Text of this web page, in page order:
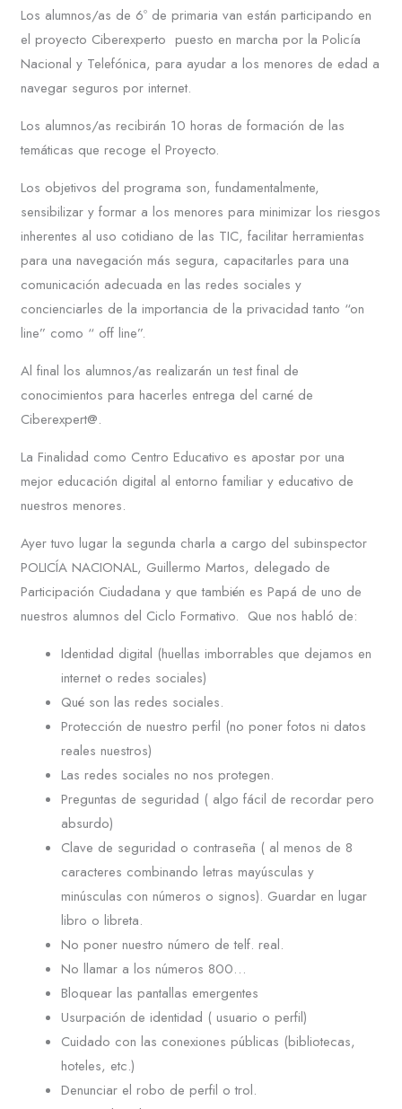
Los alumnos/as de 6º de primaria van están participando en
el proyecto Ciberexperto puesto en marcha por la Policía
Nacional y Telefónica, para ayudar a los menores de edad a
navegar seguros por internet.
Los alumnos/as recibirán 10 horas de formación de las
temáticas que recoge el Proyecto.
Los objetivos del programa son, fundamentalmente,
sensibilizar y formar a los menores para minimizar los riesgos
inherentes al uso cotidiano de las TIC, facilitar herramientas
para una navegación más segura, capacitarles para una
comunicación adecuada en las redes sociales y
concienciarles de la importancia de la privacidad tanto “on
line” como “ off line”.
Al final los alumnos/as realizarán un test final de
conocimientos para hacerles entrega del carné de
Ciberexpert@.
La Finalidad como Centro Educativo es apostar por una
mejor educación digital al entorno familiar y educativo de
nuestros menores.
Ayer tuvo lugar la segunda charla a cargo del subinspector
POLICÍA NACIONAL, Guillermo Martos, delegado de
Participación Ciudadana y que también es Papá de uno de
nuestros alumnos del Ciclo Formativo. Que nos habló de:
Identidad digital (huellas imborrables que dejamos en
internet o redes sociales)
Qué son las redes sociales.
Protección de nuestro perfil (no poner fotos ni datos
reales nuestros)
Las redes sociales no nos protegen.
Preguntas de seguridad ( algo fácil de recordar pero
absurdo)
Clave de seguridad o contraseña ( al menos de 8
caracteres combinando letras mayúsculas y
minúsculas con números o signos). Guardar en lugar
libro o libreta.
No poner nuestro número de telf. real.
No llamar a los números 800…
Bloquear las pantallas emergentes
Usurpación de identidad ( usuario o perfil)
Cuidado con las conexiones públicas (bibliotecas,
hoteles, etc.)
Denunciar el robo de perfil o trol.